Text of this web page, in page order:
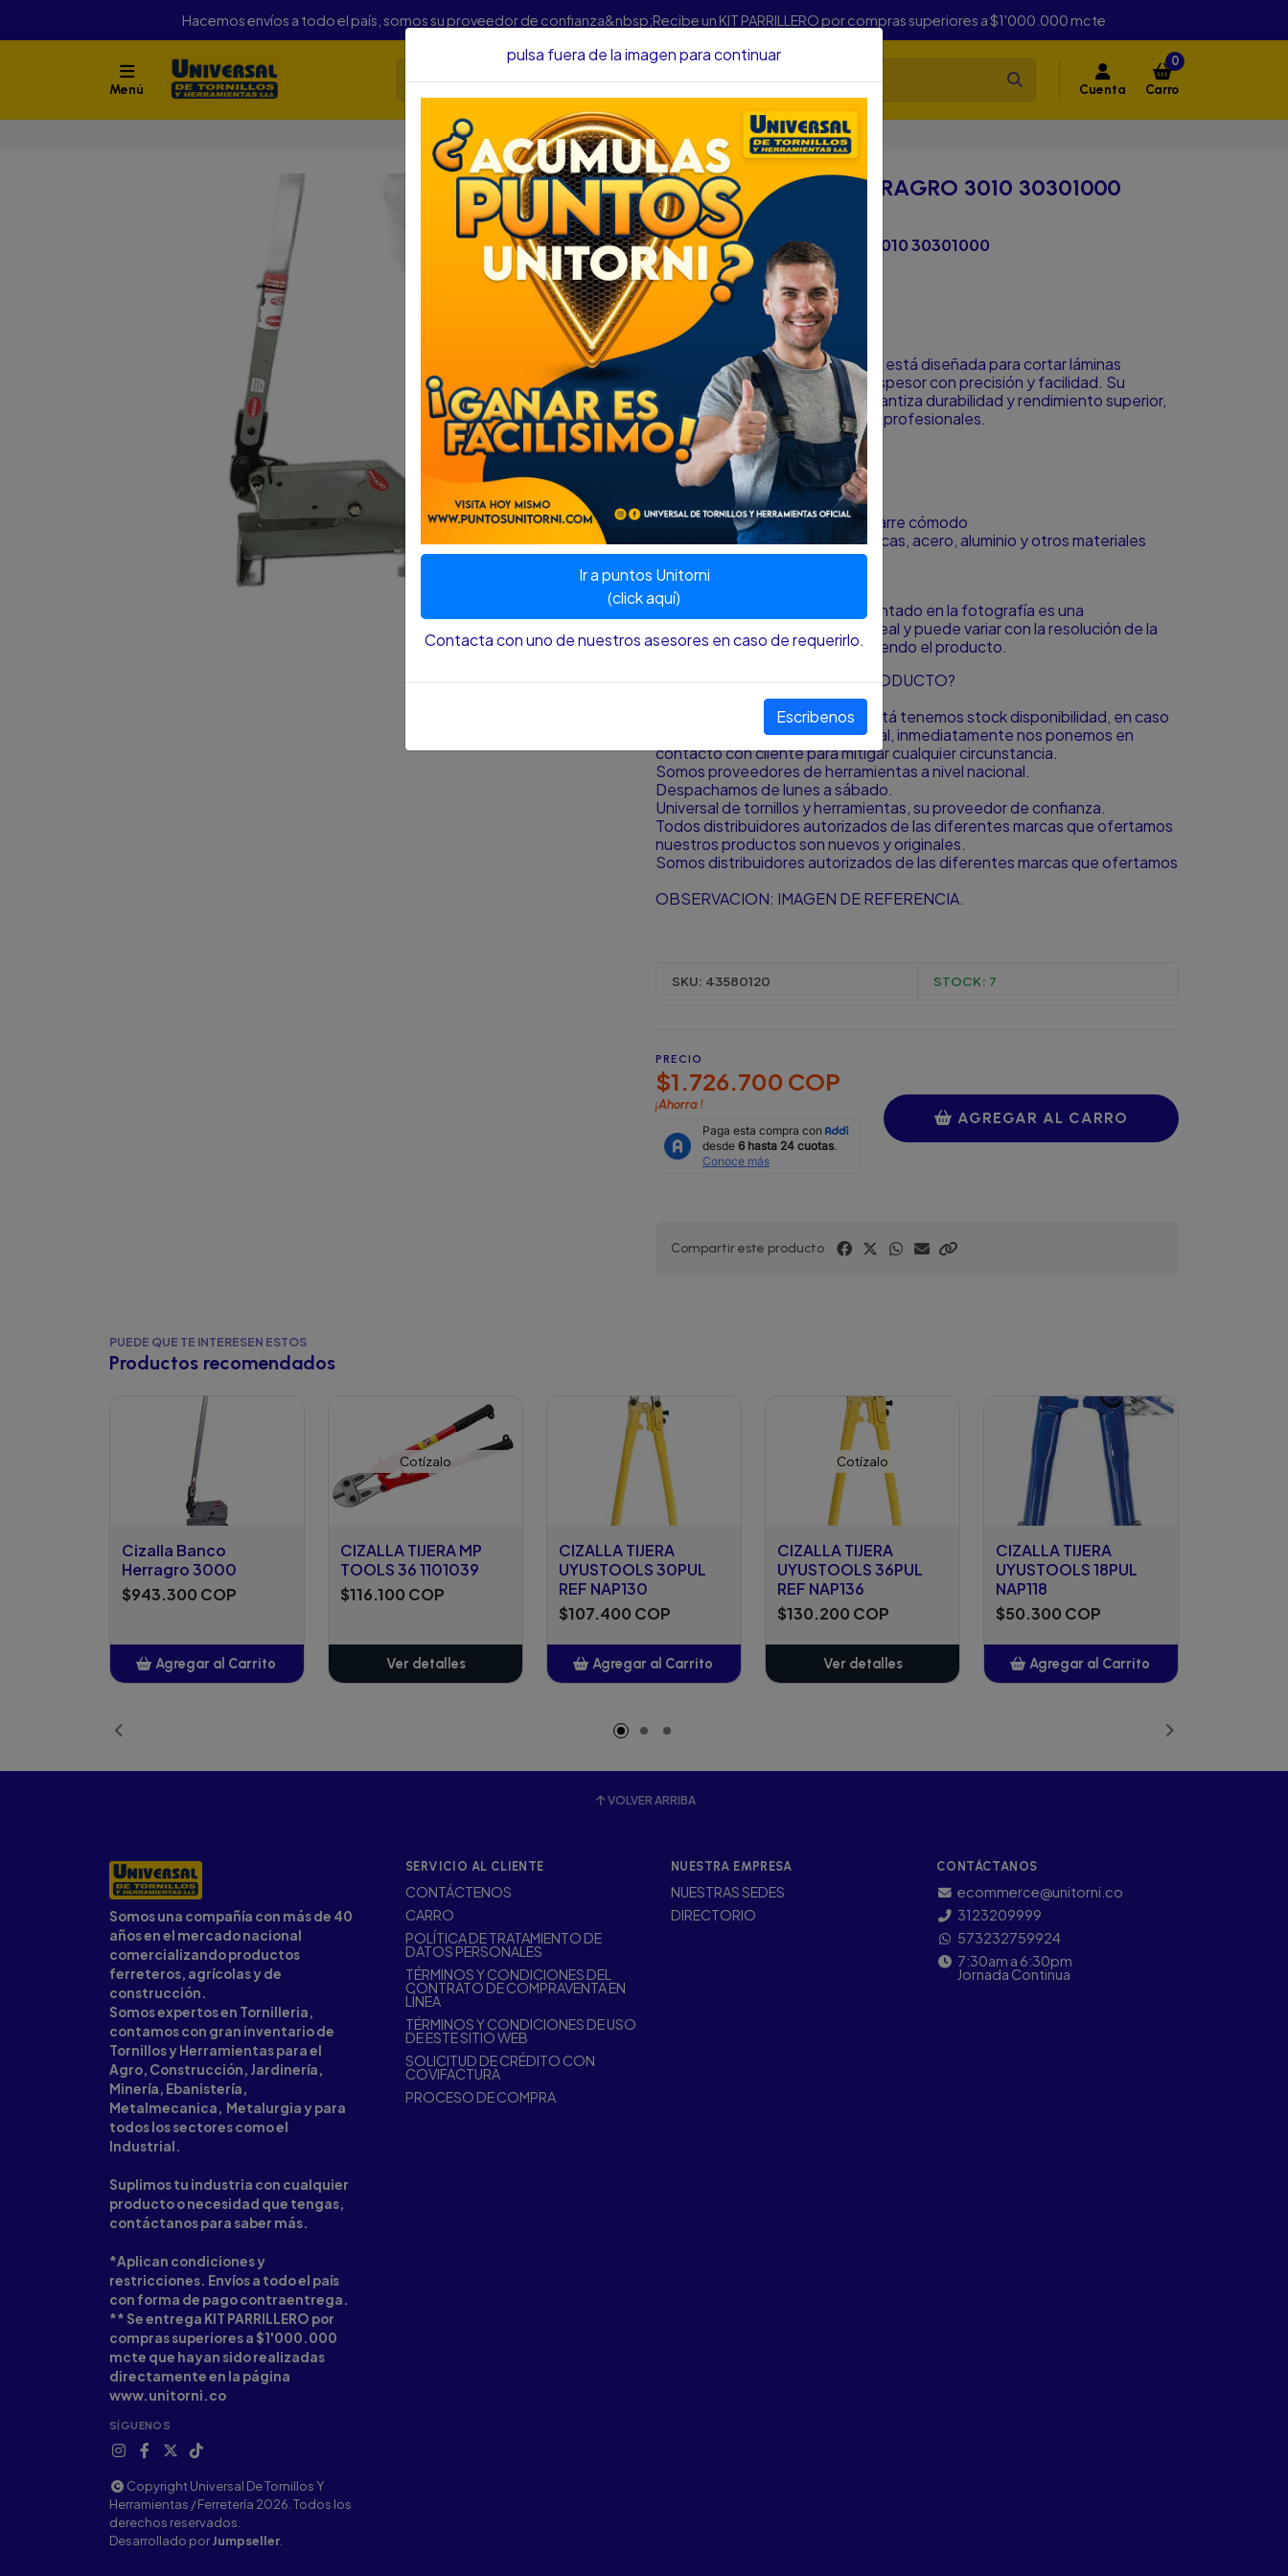
Hacemos envíos a todo el país, somos su proveedor de confianza&nbsp;Recibe un KIT PARRILLERO por compras superiores a $1'000.000 mcte
Menú Cuenta
0
Carro
Inicio CIZALLA BANCO HERRAGRO 3010 30301000
CIZALLA BANCO HERRAGRO 3010 30301000
DESCRIPCIÓN
CIZALLA BANCO HERRAGRO 3010 30301000
SKU...43580120
DESCRIPCIÓN...
Esta robusta cizalla HERRAGRO está diseñada para cortar láminas
metálicas de hasta 6.4 mm de espesor con precisión y facilidad. Su
construcción de alta calidad garantiza durabilidad y rendimiento superior,
ideal para trabajos de bricolaje y profesionales.
Características:
* Capacidad de corte: 6.4 mm
* Diseño robusto y duradero
* Mango ergonómico para un agarre cómodo
* Ideal para cortar láminas metálicas, acero, aluminio y otros materiales
* Marca: HERRAGRO
Nota
El color y el tamaño presentado en la fotografía es una
aproximación al color y tamaño real y puede variar con la resolución de la
pantalla desde donde se está viendo el producto.
¿HAY DISPONIBILIDAD DEL PRODUCTO?
Si la publicación del producto está tenemos stock disponibilidad, en caso
de alguna circunstancia, adicional, inmediatamente nos ponemos en
contacto con cliente para mitigar cualquier circunstancia.
Somos proveedores de herramientas a nivel nacional.
Despachamos de lunes a sábado.
Universal de tornillos y herramientas, su proveedor de confianza.
Todos distribuidores autorizados de las diferentes marcas que ofertamos
nuestros productos son nuevos y originales.
Somos distribuidores autorizados de las diferentes marcas que ofertamos
OBSERVACION: IMAGEN DE REFERENCIA.
SKU: 43580120 STOCK: 7
PRECIO
$1.726.700 COP
¡Ahorra!
AGREGAR AL CARRO
Compartir este producto
PUEDE QUE TE INTERESEN ESTOS
Productos recomendados
Cizalla Banco
Herragro 3000
$943.300 COP
Agregar al Carrito
Cotízalo
CIZALLA TIJERA MP
TOOLS 36 1101039
$116.100 COP
Ver detalles
CIZALLA TIJERA
UYUSTOOLS 30PUL
REF NAP130
$107.400 COP
Agregar al Carrito
Cotízalo
CIZALLA TIJERA
UYUSTOOLS 36PUL
REF NAP136
$130.200 COP
Ver detalles
CIZALLA TIJERA
UYUSTOOLS 18PUL
NAP118
$50.300 COP
Agregar al Carrito
VOLVER ARRIBA
Somos una compañía con más de 40
años en el mercado nacional
comercializando productos
ferreteros, agrícolas y de
construcción.
Somos expertos en Tornilleria,
contamos con gran inventario de
Tornillos y Herramientas para el
Agro, Construcción, Jardinería,
Minería, Ebanistería,
Metalmecanica, Metalurgia y para
todos los sectores como el
Industrial.
Suplimos tu industria con cualquier
producto o necesidad que tengas,
contáctanos para saber más.
*Aplican condiciones y
restricciones. Envíos a todo el país
con forma de pago contraentrega.
** Se entrega KIT PARRILLERO por
compras superiores a $1'000.000
mcte que hayan sido realizadas
directamente en la página
www.unitorni.co
SÍGUENOS
Copyright Universal De Tornillos Y
Herramientas / Ferretería 2026. Todos los
derechos reservados.
Desarrollado porJumpseller
SERVICIO AL CLIENTE
CONTÁCTENOS
CARRO
POLÍTICA DE TRATAMIENTO DE
DATOS PERSONALES
TÉRMINOS Y CONDICIONES DEL
CONTRATO DE COMPRAVENTA EN
LÍNEA
TÉRMINOS Y CONDICIONES DE USO
DE ESTE SITIO WEB
SOLICITUD DE CRÉDITO CON
COVIFACTURA
PROCESO DE COMPRA
NUESTRA EMPRESA
NUESTRAS SEDES
DIRECTORIO
CONTÁCTANOS
ecommerce@unitorni.co
3123209999
573232759924
7:30am a 6:30pm
Jornada Continua
pulsa fuera de la imagen para continuar
Ir a puntos Unitorni
(click aquí)
Contacta con uno de nuestros asesores en caso de requerirlo.
Escribenos